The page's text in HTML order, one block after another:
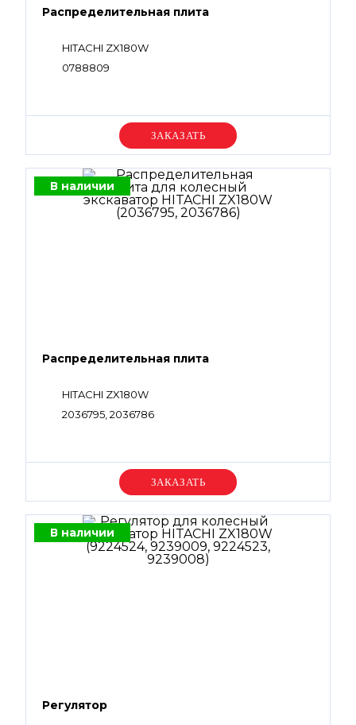
Распределительная плита
HITACHI ZX180W
0788809
Уточняйте цену
В наличии
Распределительная плита
HITACHI ZX180W
2036795, 2036786
Уточняйте цену
В наличии
Регулятор